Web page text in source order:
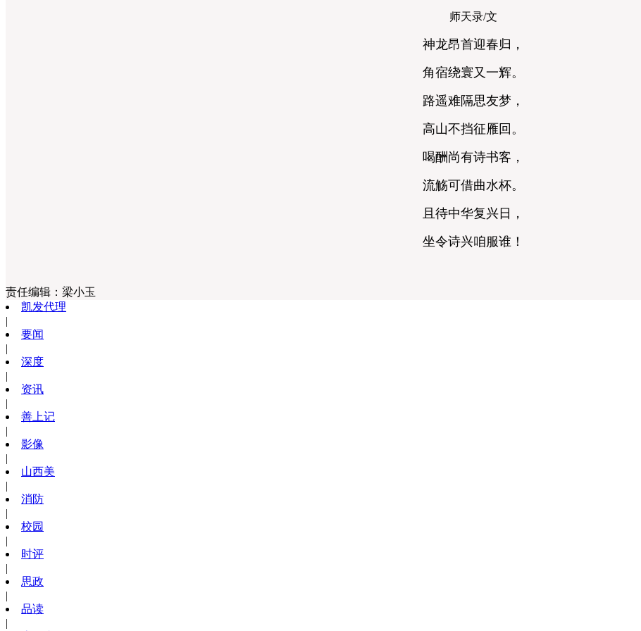
师天录/文
神龙昂首迎春归，
角宿绕寰又一辉。
路遥难隔思友梦，
高山不挡征雁回。
喝酬尚有诗书客，
流觞可借曲水杯。
且待中华复兴日，
坐令诗兴咱服谁！
责任编辑： 梁小玉
凯发代理
|
要闻
|
深度
|
资讯
|
善上记
|
影像
|
山西美
|
消防
|
校园
|
时评
|
思政
|
品读
|